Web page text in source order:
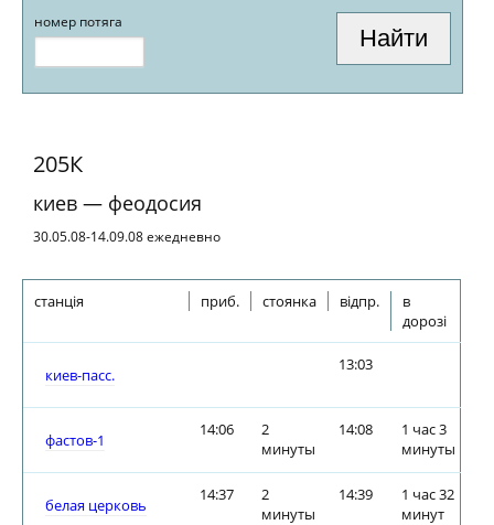
номер потяга
205К
киев — феодосия
30.05.08-14.09.08 ежедневно
станція приб. стоянка відпр.
в
дорозі
киев-пасс.
13:03
фастов-1
14:06
2
минуты
14:08
1 час 3
минуты
белая церковь
14:37
2
минуты
14:39
1 час 32
минут